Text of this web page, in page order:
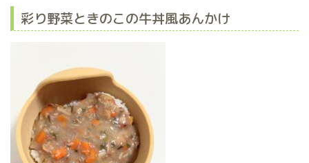
彩り野菜ときのこの牛丼風あんかけ